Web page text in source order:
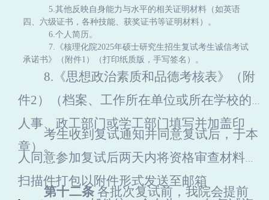
5.其他反映自身能力与水平的相关证明材料（如英语
四、六级证书，各种技能、获奖证书等证明材料）。
6.个人简历。
7. 《核理化院2025年硕士研究生招生复试考生诚信考试
承诺书》（附件1）（打印纸质版，手写签名）。
8. 《思想政治素质和品德考核表》（附
件2）（档案、工作所在单位或所在学校的
人事、政工部门或学工部门填写并加盖印
章）。
考生收到复试通知并同意复试后，于本
人同意参加复试后两天内将资格审查材料的
扫描件打包以附件形式发送至邮箱
第十二条各批次复试前，我院会提前